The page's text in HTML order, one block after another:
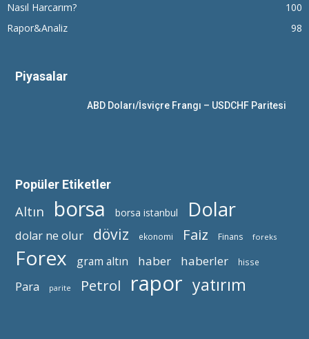
Nasıl Harcarım?
100
Rapor&Analiz
98
Piyasalar
ABD Doları/İsviçre Frangı – USDCHF Paritesi
Popüler Etiketler
Altın borsa borsa istanbul Dolar
dolar ne olur döviz ekonomi Faiz Finans foreks
Forex gram altın haber haberler hisse
Para parite Petrol rapor yatırım